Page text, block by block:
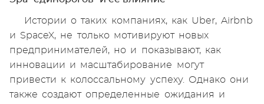
Истории о таких компаниях, как Uber, Airbnb
и SpaceX, не только мотивируют новых
предпринимателей, но и показывают, как
инновации и масштабирование могут
привести к колоссальному успеху. Однако они
также создают определенные ожидания и